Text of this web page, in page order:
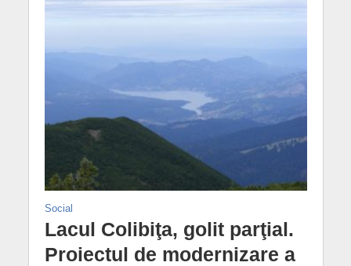
Social
Lacul Colibiţa, golit parţial.
Proiectul de modernizare a